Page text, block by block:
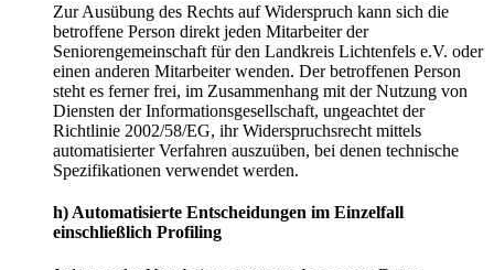
Zur Ausübung des Rechts auf Widerspruch kann sich die
betroffene Person direkt jeden Mitarbeiter der
Seniorengemeinschaft für den Landkreis Lichtenfels e.V. oder
einen anderen Mitarbeiter wenden. Der betroffenen Person
steht es ferner frei, im Zusammenhang mit der Nutzung von
Diensten der Informationsgesellschaft, ungeachtet der
Richtlinie 2002/58/EG, ihr Widerspruchsrecht mittels
automatisierter Verfahren auszuüben, bei denen technische
Spezifikationen verwendet werden.
h) Automatisierte Entscheidungen im Einzelfall
einschließlich Profiling